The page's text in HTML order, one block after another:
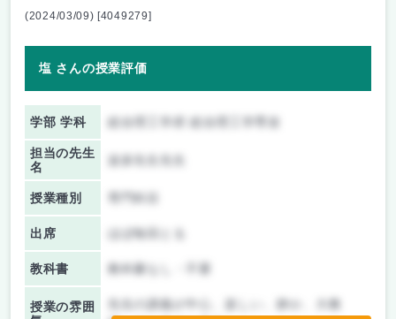
(2024/03/09) [4049279]
塩 さんの授業評価
学部 学科
担当の先生
名
授業種別
出席 ほぼ毎回とる
教科書 教科書なし・不要
授業の雰囲
先生の講義が中心、楽しい、静か、大教